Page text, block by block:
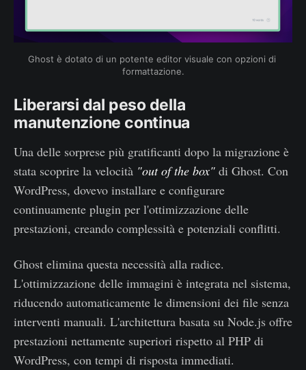
Ghost è dotato di un potente editor visuale con opzioni di
formattazione.
Liberarsi dal peso della
manutenzione continua
Una delle sorprese più gratificanti dopo la migrazione è
stata scoprire la velocità "out of the box" di Ghost. Con
WordPress, dovevo installare e configurare
continuamente plugin per l'ottimizzazione delle
prestazioni, creando complessità e potenziali conflitti.
Ghost elimina questa necessità alla radice.
L'ottimizzazione delle immagini è integrata nel sistema,
riducendo automaticamente le dimensioni dei file senza
interventi manuali. L'architettura basata su Node.js offre
prestazioni nettamente superiori rispetto al PHP di
WordPress, con tempi di risposta immediati.